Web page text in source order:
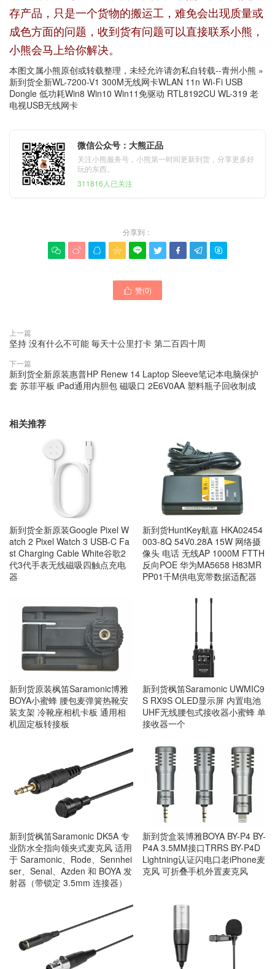
存产品，只是一个货物的搬运工，难免会出现质量或
成色方面的问题，收到货有问题可以直接联系小熊，
小熊会马上给你解决。
本图文属小熊原创或转载整理，未经允许请勿私自转载--青州小熊 »
新到货全新WL-7200-V1 300M无线网卡WLAN 11n Wi-Fi USB
Dongle 低功耗Win8 Win10 Win11免驱动 RTL8192CU WL-319 老
电视USB无线网卡
微信公众号：大熊正品
关注小熊服务号，小熊第一时间更新到货，分享更多好
玩的东西。
311816人已关注
分享到：
        
 赞(0)
上一篇
坚持 没有什么不可能 毎天十公里打卡 第二百四十周
下一篇
新到货全新原装惠普HP Renew 14 Laptop Sleeve笔记本电脑保护
套 苏菲平板 iPad通用内胆包 磁吸口 2E6V0AA 塑料瓶子回收制成
相关推荐
新到货全新原装Google Pixel W
atch 2 Pixel Watch 3 USB-C Fa
st Charging Cable White谷歌2
代3代手表无线磁吸四触点充电
器
新到货HuntKey航嘉 HKA02454
003-8Q 54V0.28A 15W 网络摄
像头 电话 无线AP 1000M FTTH
反向POE 华为MA5658 H83MR
PP01千M供电宽带数据适配器
新到货原装枫笛Saramonic博雅
BOYA小蜜蜂 腰包麦弹簧热靴安
装支架 冷靴座相机卡板 通用相
机固定板转接板
新到货枫笛Saramonic UWMIC9
S RX9S OLED显示屏 内置电池
UHF无线腰包式接收器小蜜蜂 单
接收器一个
新到货枫笛Saramonic DK5A 专
业防水全指向领夹式麦克风 适用
于 Saramonic、Rode、Sennhei
ser、Senal、Azden 和 BOYA 发
射器（带锁定 3.5mm 连接器）
新到货盒装博雅BOYA BY-P4 BY-
P4A 3.5MM接口TRRS BY-P4D
Lightning认证闪电口老iPhone麦
克风 可折叠手机外置麦克风